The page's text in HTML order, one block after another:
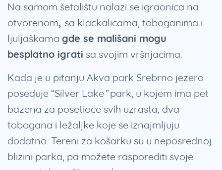
Na samom šetalištu nalazi se igraonica na
otvorenom, sa klackalicama, toboganima i
ljuljaškama gde se mališani mogu
besplatno igrati sa svojim vršnjacima.
Kada je u pitanju Akva park Srebrno jezero
poseduje “Silver Lake” park, u kojem ima pet
bazena za posetioce svih uzrasta, dva
tobogana i ležaljke koje se iznajmljuju
dodatno. Tereni za košarku su u neposrednoj
blizini parka, pa možete rasporediti svoje